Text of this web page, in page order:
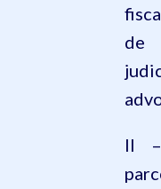
de
II